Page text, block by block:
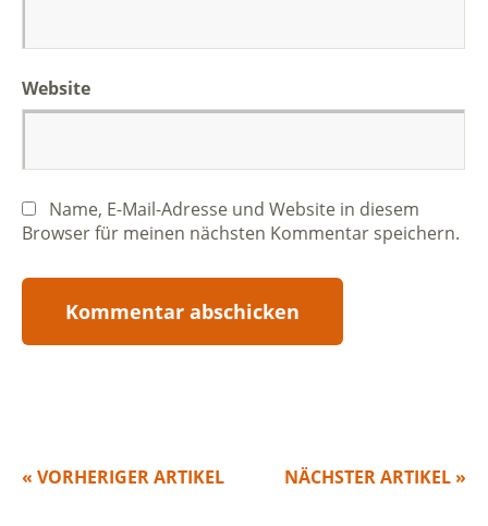
Website
Name, E-Mail-Adresse und Website in diesem
Browser für meinen nächsten Kommentar speichern.
NÄCHSTER ARTIKEL »
« VORHERIGER ARTIKEL